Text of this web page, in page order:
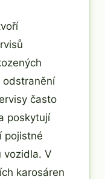
odstranění
často
poskytují
pojistné
vozidla. V
karosáren